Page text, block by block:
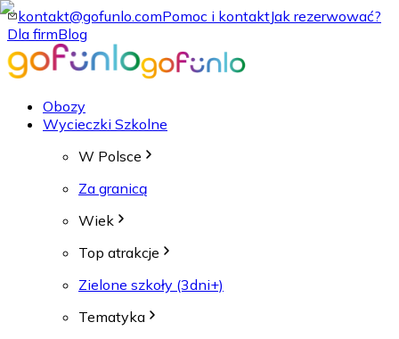
kontakt@gofunlo.comPomoc i kontaktJak rezerwować?
Dla firmBlog
Obozy
Wycieczki Szkolne
W Polsce
Za granicą
Wiek
Top atrakcje
Zielone szkoły (3dni+)
Tematyka